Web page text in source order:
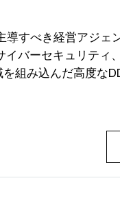
導すべき経営アジェ
イバーセキュリティ
組み込んだ高度な